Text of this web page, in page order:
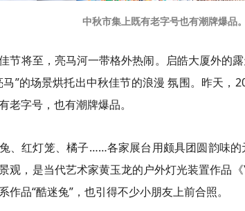
中秋市集上既有老字号也有潮牌爆品
节将至，亮马河一带格外热闹。启皓大厦外的
马”的场景烘托出中秋佳节的浪漫 氛围。昨天，
老字号，也有潮牌爆品。
、红灯笼、橘子……各家展台用颇具团圆韵味
观，是当代艺术家黄玉龙的户外灯光装置作品
作品“酷迷兔”，也引得不少小朋友上前合照。